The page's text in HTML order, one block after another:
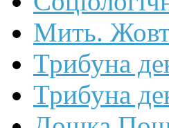
Мить.
Трибуна
Трибуна